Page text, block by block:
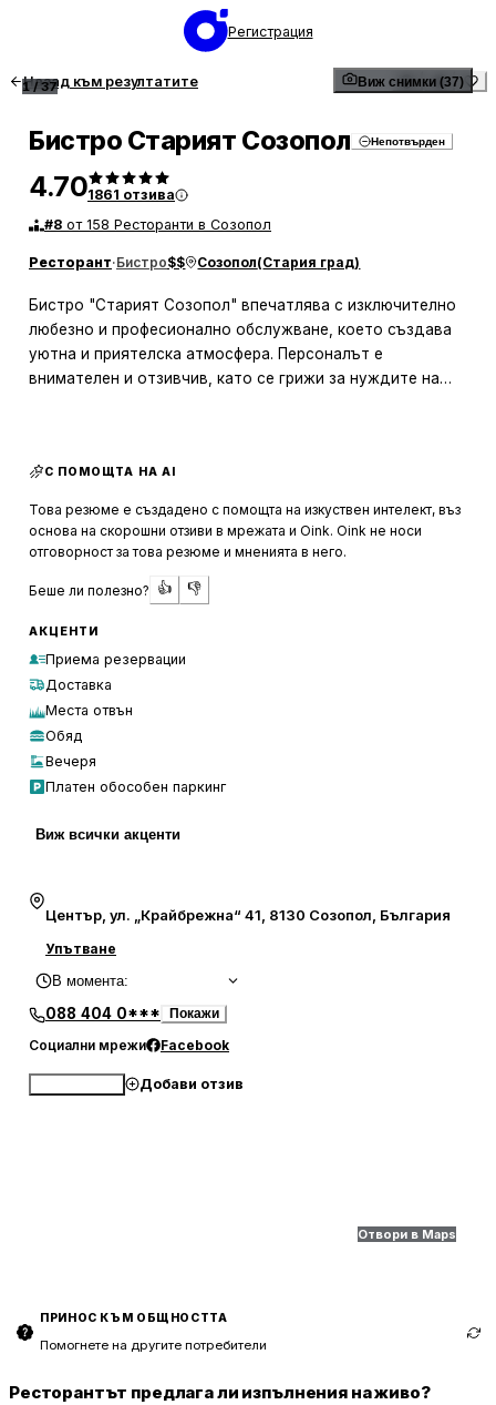
Регистрация
Назад към резултатите
1/37 Виж снимки (37)
Бистро Старият Созопол Непотвърден
4.701861 отзива
#8 от 158 Ресторанти в Созопол
Ресторант·Бистро$$ Созопол(Стария град)
Бистро "Старият Созопол" впечатлява с изключително
любезно и професионално обслужване, което създава
уютна и приятелска атмосфера. Персоналът е
внимателен и отзивчив, като се грижи за нуждите на
разнообразие от ястия, включително домашно
чесън, които са сред най-предпочитаните от гостите.
Разположено в живописния Созопол, бистрото
предлага прекрасна гледка към морето, особено по
обстановка. За семействата с деца има осигурени
занимания, като книжки и моливи за оцветяване, което
допринася за удобството на посетителите.
Резервацията е препоръчителна, тъй като заведението
бързо се запълва, благодарение на добрата си
репутация и отличното съотношение цена-качество.
С ПОМОЩТА НА AI
Това резюме е създадено с помощта на изкуствен интелект, въз
основа на скорошни отзиви в мрежата и Oink. Oink не носи
отговорност за това резюме и мненията в него.
Беше ли полезно? 👍 👎
АКЦЕНТИ
Приема резервации
Доставка
Места отвън
Обяд
Вечеря
Платен обособен паркинг
Виж всички акценти
Център, ул. „Крайбрежна“ 41, 8130 Созопол, България
Упътване
В момента:
088 404 0*** Покажи
Социални мрежи Facebook
Добави отзив
Отвори в Maps
ПРИНОС КЪМ ОБЩНОСТТА
Помогнете на другите потребители
Ресторантът предлага ли изпълнения на живо?